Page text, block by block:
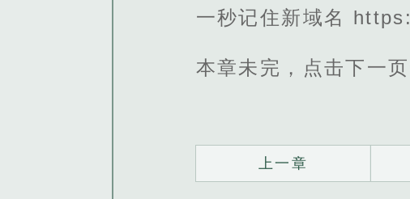
一秒记住新域名
本章未完，点击下一
上一章